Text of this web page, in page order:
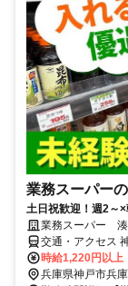
業務スーパー
土日祝歓迎！週2～
業務スーパー
交通・アクセス
時給1,220円以上
兵庫県神戸市兵